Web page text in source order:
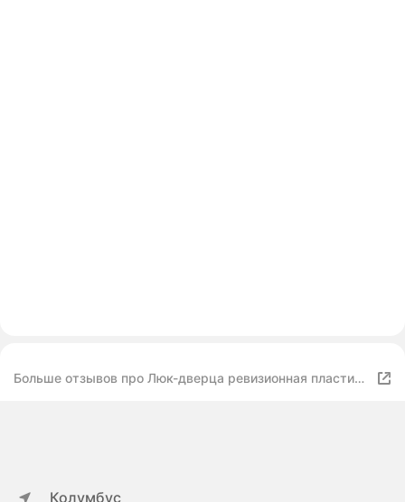
Больше отзывов про Люк-дверца ревизионная пластик,
Колумбус